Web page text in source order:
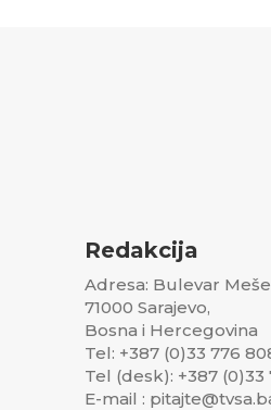
Redakcija
Adresa: Bulevar Meše
71000 Sarajevo,
Bosna i Hercegovina
Tel: +387 (0)33 776
Tel (desk): +387 (0)33
E-mail :